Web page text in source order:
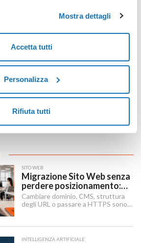
Mostra dettagli
Accetta tutti
Personalizza
Rifiuta tutti
sapere
SITO WEB
Migrazione Sito Web senza
perdere posizionamento:
Redirect 301, URL e
Checklist SEO
Cambiare dominio, CMS, struttura
degli URL o passare a HTTPS sono i
ricerca.
INTELLIGENZA ARTIFICIALE